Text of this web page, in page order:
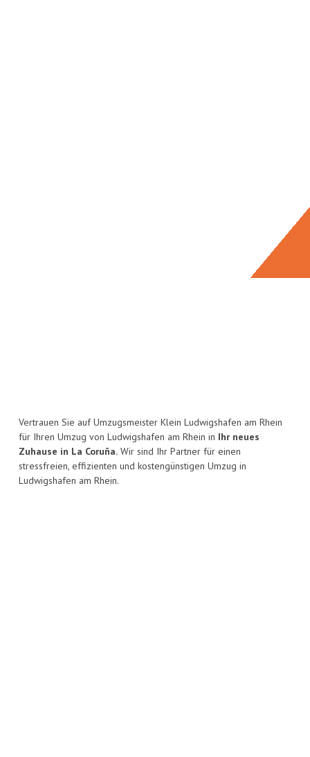
Vertrauen Sie auf Umzugsmeister Klein Ludwigshafen am Rhein
für Ihren Umzug von Ludwigshafen am Rhein in Ihr neues
Zuhause in La Coruña. Wir sind Ihr Partner für einen
stressfreien, effizienten und kostengünstigen Umzug in
Ludwigshafen am Rhein.